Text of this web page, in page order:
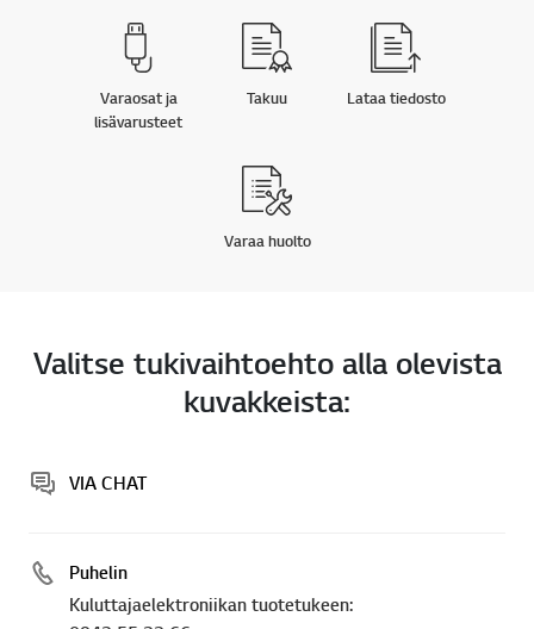
Varaosat ja
lisävarusteet
Takuu Lataa tiedosto
Varaa huolto
Valitse tukivaihtoehto alla olevista
kuvakkeista:
VIA CHAT
Puhelin
Kuluttajaelektroniikan tuotetukeen: